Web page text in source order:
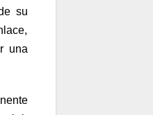
su
una